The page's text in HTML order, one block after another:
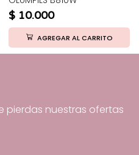
$ 10.000
AGREGAR AL CARRITO
pierdas nuestras ofertas